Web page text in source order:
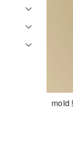
moïd